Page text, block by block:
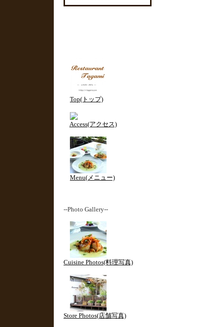
Top(トップ)
Access(アクセス)
Menu(メニュー)
--Photo Gallery--
Cuisine Photos(料理写真)
Store Photos(店舗写真)